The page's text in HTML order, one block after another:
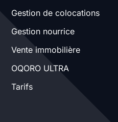
Gestion de colocations
Gestion nourrice
Vente immobilière
OQORO ULTRA
Tarifs